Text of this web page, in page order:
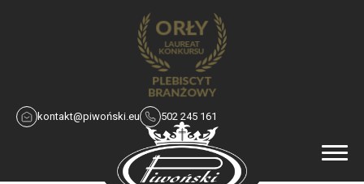
kontakt@piwoński.eu 502 245 161